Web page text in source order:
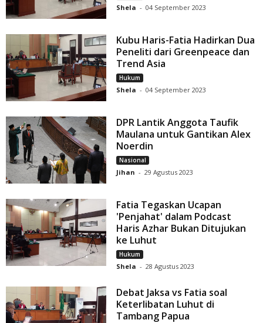
Shela - 04 September 2023
Kubu Haris-Fatia Hadirkan Dua
Peneliti dari Greenpeace dan
Trend Asia
Hukum
Shela - 04 September 2023
DPR Lantik Anggota Taufik
Maulana untuk Gantikan Alex
Noerdin
Nasional
Jihan - 29 Agustus 2023
Fatia Tegaskan Ucapan
'Penjahat' dalam Podcast
Haris Azhar Bukan Ditujukan
ke Luhut
Hukum
Shela - 28 Agustus 2023
Debat Jaksa vs Fatia soal
Keterlibatan Luhut di
Tambang Papua